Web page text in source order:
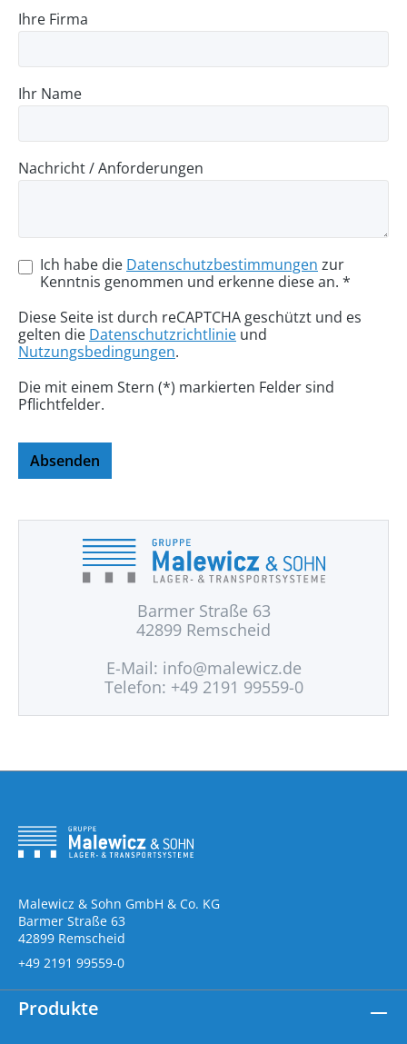
Ihre Firma
Ihr Name
Nachricht / Anforderungen
Ich habe die Datenschutzbestimmungen zur
Kenntnis genommen und erkenne diese an. *
Diese Seite ist durch reCAPTCHA geschützt und es
gelten die Datenschutzrichtlinie und
Nutzungsbedingungen.
Die mit einem Stern (*) markierten Felder sind
Pflichtfelder.
Absenden
Barmer Straße 63
42899 Remscheid
E-Mail: info@malewicz.de
Telefon: +49 2191 99559-0
Malewicz & Sohn GmbH & Co. KG
Barmer Straße 63
42899 Remscheid
+49 2191 99559-0
Produkte